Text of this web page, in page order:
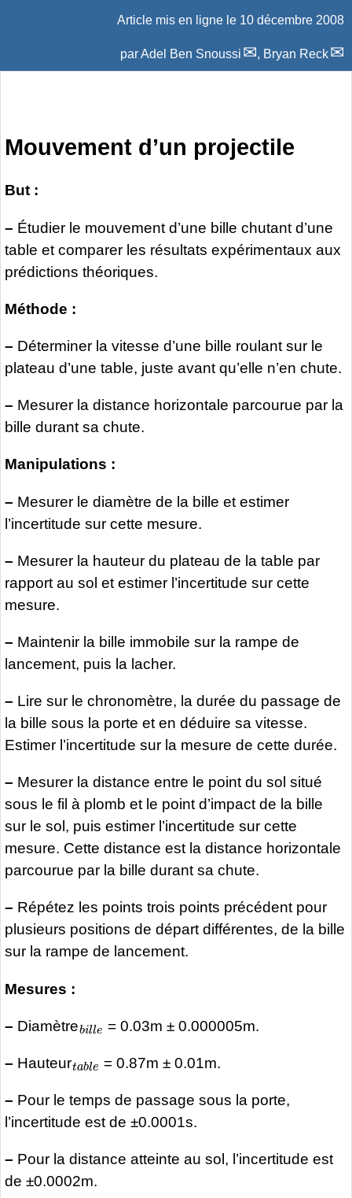
Article mis en ligne le 10 décembre 2008
parAdel Ben Snoussi , Bryan Reck
Mouvement d’un projectile
But :
– Étudier le mouvement d’une bille chutant d’une
table et comparer les résultats expérimentaux aux
prédictions théoriques.
Méthode :
– Déterminer la vitesse d’une bille roulant sur le
plateau d’une table, juste avant qu’elle n’en chute.
– Mesurer la distance horizontale parcourue par la
bille durant sa chute.
Manipulations :
– Mesurer le diamètre de la bille et estimer
l’incertitude sur cette mesure.
– Mesurer la hauteur du plateau de la table par
rapport au sol et estimer l’incertitude sur cette
mesure.
– Maintenir la bille immobile sur la rampe de
lancement, puis la lacher.
– Lire sur le chronomètre, la durée du passage de
la bille sous la porte et en déduire sa vitesse.
Estimer l’incertitude sur la mesure de cette durée.
– Mesurer la distance entre le point du sol situé
sous le fil à plomb et le point d’impact de la bille
sur le sol, puis estimer l’incertitude sur cette
mesure. Cette distance est la distance horizontale
parcourue par la bille durant sa chute.
– Répétez les points trois points précédent pour
plusieurs positions de départ différentes, de la bille
sur la rampe de lancement.
Mesures :
– Diamètre = 0.03m ± 0.000005m.
– Hauteur = 0.87m ± 0.01m.
– Pour le temps de passage sous la porte,
l’incertitude est de ±0.0001s.
– Pour la distance atteinte au sol, l’incertitude est
de ±0.0002m.